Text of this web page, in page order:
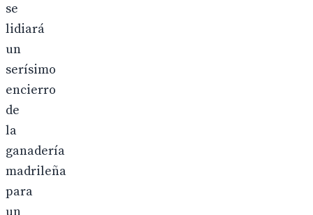
se
lidiará
un
serísimo
encierro
de
la
ganadería
madrileña
para